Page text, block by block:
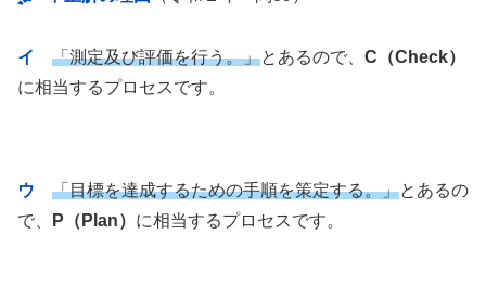
イ 「測定及び評価を行う。」とあるので、 C（Check）
に相当するプロセスです。
ウ 「目標を達成するための手順を策定する。」とあるの
で、
P（Plan） に相当するプロセスです。